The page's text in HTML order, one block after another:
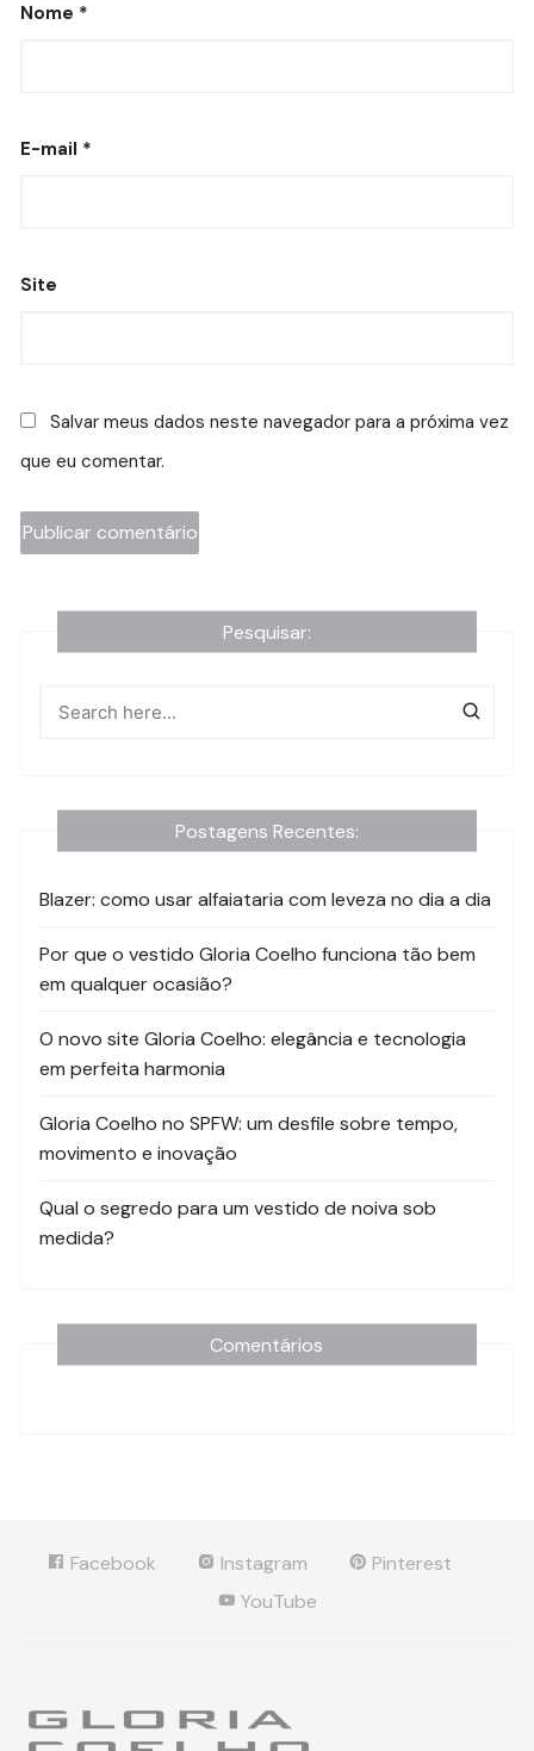
Nome *
E-mail *
Site
Salvar meus dados neste navegador para a próxima vez
que eu comentar.
Pesquisar:
Postagens Recentes:
Blazer: como usar alfaiataria com leveza no dia a dia
Por que o vestido Gloria Coelho funciona tão bem
em qualquer ocasião?
O novo site Gloria Coelho: elegância e tecnologia
em perfeita harmonia
Gloria Coelho no SPFW: um desfile sobre tempo,
movimento e inovação
Qual o segredo para um vestido de noiva sob
medida?
Comentários
Facebook Instagram
Pinterest
YouTube